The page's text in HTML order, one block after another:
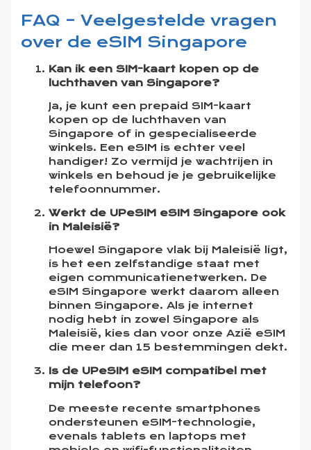
FAQ – Veelgestelde vragen
over de eSIM Singapore
Kan ik een SIM-kaart kopen op de
luchthaven van Singapore?
Ja, je kunt een prepaid SIM-kaart
kopen op de luchthaven van
Singapore of in gespecialiseerde
winkels. Een eSIM is echter veel
handiger! Zo vermijd je wachtrijen in
winkels en behoud je je gebruikelijke
telefoonnummer.
Werkt de UPeSIM eSIM Singapore ook
in Maleisië?
Hoewel Singapore vlak bij Maleisië ligt,
is het een zelfstandige staat met
eigen communicatienetwerken. De
eSIM Singapore werkt daarom alleen
binnen Singapore. Als je internet
nodig hebt in zowel Singapore als
Maleisië, kies dan voor onze Azië eSIM
die meer dan 15 bestemmingen dekt.
Is de UPeSIM eSIM compatibel met
mijn telefoon?
De meeste recente smartphones
ondersteunen eSIM-technologie,
evenals tablets en laptops met